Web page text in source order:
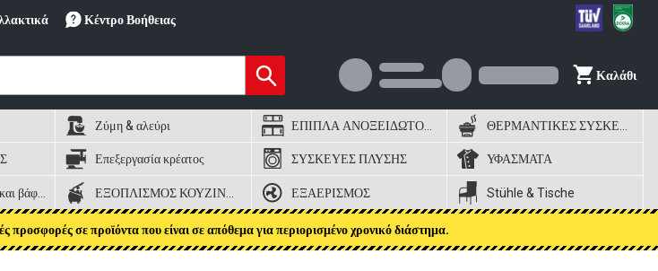
Κέντρο Βοήθειας
Καλάθι
Ζύμη & αλεύρι ΕΠΙΠΛΑ ΑΝΟΞΕΙΔΩΤΟΣ ΧΑΛΥΒΑΣ
Επεξεργασία κρέατος ΣΥΣΚΕΥΕΣ ΠΛΥΣΗΣ ΥΦΑΣΜΑΤΑ
Καφετέρια, παγωτά και βάφλες ΕΞΑΕΡΙΣΜΟΣ Stühle & Tische
σε προϊόντα που είναι σε απόθεμα για περιορισμένο χρονικό διάστημα.